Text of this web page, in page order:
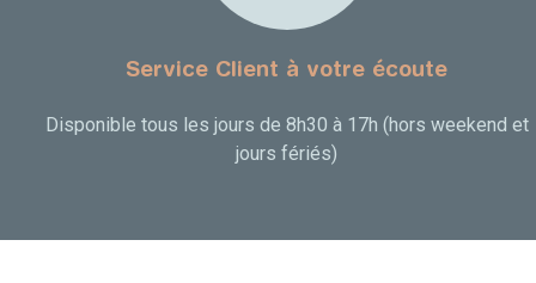
Service Client à votre écoute
Disponible tous les jours de 8h30 à 17h (hors weekend et
jours fériés)